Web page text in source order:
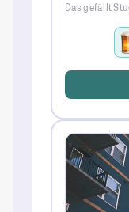
Das gefällt